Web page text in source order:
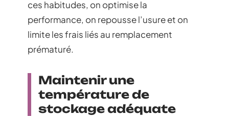
ces habitudes, on optimise la
performance, on repousse l’usure et on
limite les frais liés au remplacement
prématuré.
Maintenir une
température de
stockage adéquate